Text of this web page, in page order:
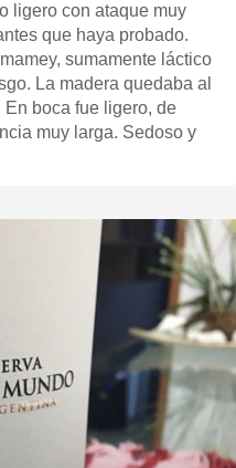
ligero con ataque muy
que haya probado.
sumamente láctico
La madera quedaba al
boca fue ligero, de
muy larga. Sedoso y